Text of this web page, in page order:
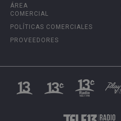
ÁREA
COMERCIAL
POLÍTICAS COMERCIALES
PROVEEDORES